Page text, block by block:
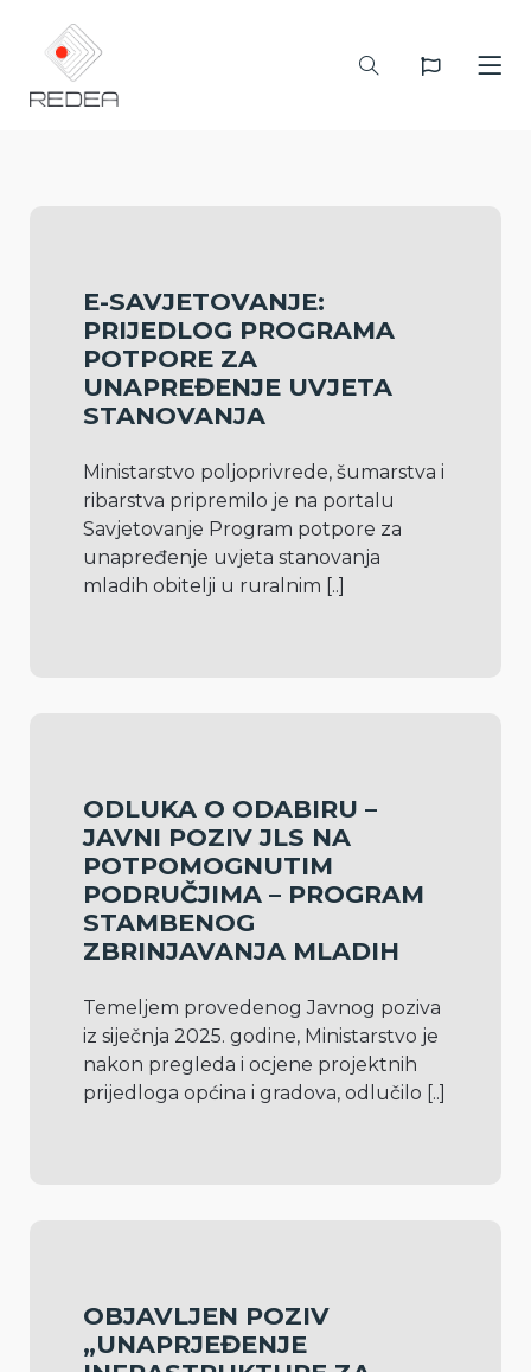
E-SAVJETOVANJE:
PRIJEDLOG PROGRAMA
POTPORE ZA
UNAPREĐENJE UVJETA
STANOVANJA
Ministarstvo poljoprivrede, šumarstva i
ribarstva pripremilo je na portalu
Savjetovanje Program potpore za
unapređenje uvjeta stanovanja
mladih obitelji u ruralnim [..]
ODLUKA O ODABIRU –
JAVNI POZIV JLS NA
POTPOMOGNUTIM
PODRUČJIMA – PROGRAM
STAMBENOG
ZBRINJAVANJA MLADIH
Temeljem provedenog Javnog poziva
iz siječnja 2025. godine, Ministarstvo je
nakon pregleda i ocjene projektnih
prijedloga općina i gradova, odlučilo [..]
OBJAVLJEN POZIV
„UNAPRJEĐENJE